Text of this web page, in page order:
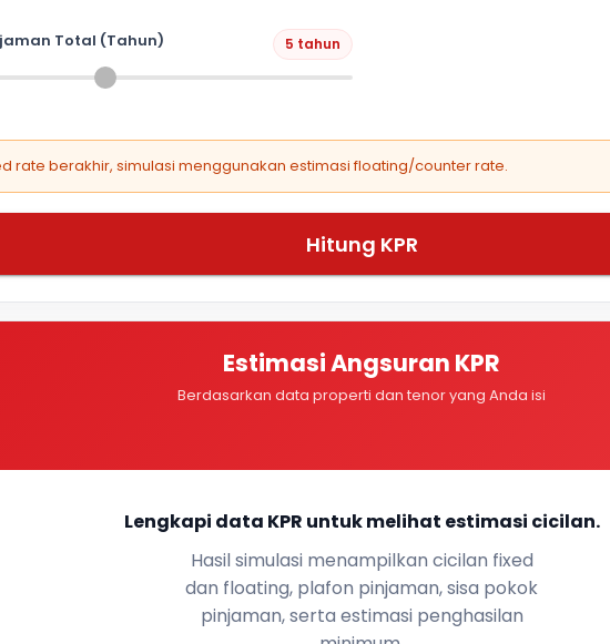
Total (Tahun) 5 tahun
rate berakhir, simulasi menggunakan estimasi floating/counter rate.
Hitung KPR
Estimasi Angsuran KPR
Berdasarkan data properti dan tenor yang Anda isi
Lengkapi data KPR untuk melihat estimasi cicilan.
Hasil simulasi menampilkan cicilan fixed
dan floating, plafon pinjaman, sisa pokok
pinjaman, serta estimasi penghasilan